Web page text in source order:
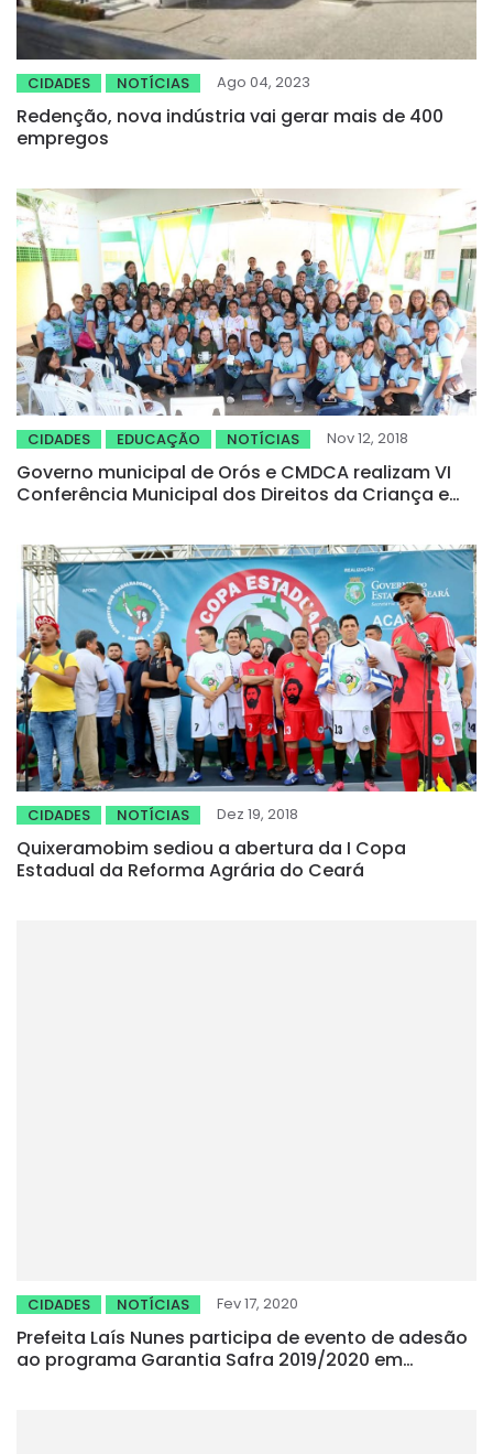
CIDADES NOTÍCIAS Ago 04, 2023
Redenção, nova indústria vai gerar mais de 400
empregos
CIDADES EDUCAÇÃO NOTÍCIAS Nov 12, 2018
Governo municipal de Orós e CMDCA realizam VI
Conferência Municipal dos Direitos da Criança e
CIDADES NOTÍCIAS Dez 19, 2018
Quixeramobim sediou a abertura da I Copa
Estadual da Reforma Agrária do Ceará
CIDADES NOTÍCIAS Fev 17, 2020
Prefeita Laís Nunes participa de evento de adesão
ao programa Garantia Safra 2019/2020 em